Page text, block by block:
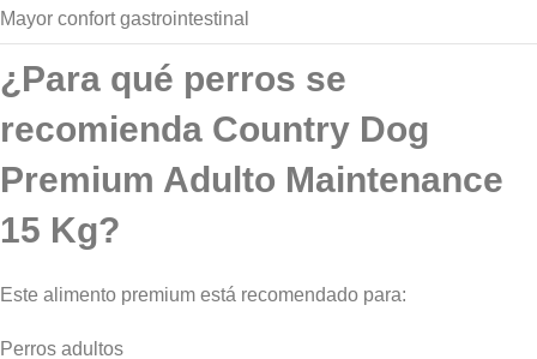
Mayor confort gastrointestinal
¿Para qué perros se
recomienda Country Dog
Premium Adulto Maintenance
15 Kg?
Este alimento premium está recomendado para:
Perros adultos